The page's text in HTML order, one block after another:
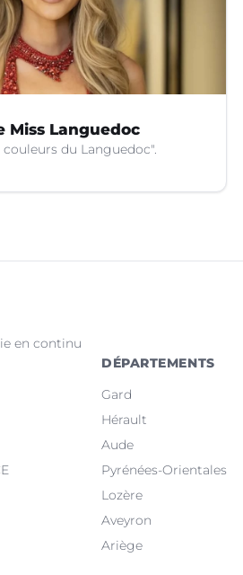
Miss Languedoc
du Languedoc".
en continu
DÉPARTEMENTS
Gard
Hérault
Aude
Pyrénées-Orientales
Lozère
Aveyron
Ariège